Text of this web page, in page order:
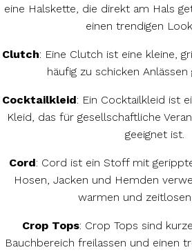
eine Halskette, die direkt am Hals
einen trendigen
Clutch: Eine Clutch ist eine kleine,
häufig zu schicken Anlässen
Cocktailkleid: Ein Cocktailkleid ist
Kleid, das für gesellschaftliche
geeignet ist.
Cord: Cord ist ein Stoff mit
Hosen, Jacken und Hemden
warmen und zeitlosen
Crop Tops: Crop Tops sind
Bauchbereich freilassen und einen